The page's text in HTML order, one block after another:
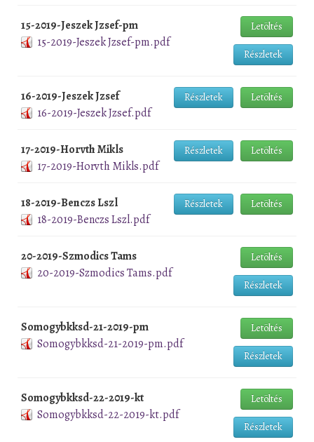
15-2019-Jeszek Jzsef-pm
15-2019-Jeszek Jzsef-pm.pdf
Letöltés
Részletek
16-2019-Jeszek Jzsef
16-2019-Jeszek Jzsef.pdf
Letöltés
Részletek
17-2019-Horvth Mikls
17-2019-Horvth Mikls.pdf
Letöltés
Részletek
18-2019-Benczs Lszl
18-2019-Benczs Lszl.pdf
Letöltés
Részletek
20-2019-Szmodics Tams
20-2019-Szmodics Tams.pdf
Letöltés
Részletek
Somogybkksd-21-2019-pm
Somogybkksd-21-2019-pm.pdf
Letöltés
Részletek
Somogybkksd-22-2019-kt
Somogybkksd-22-2019-kt.pdf
Letöltés
Részletek